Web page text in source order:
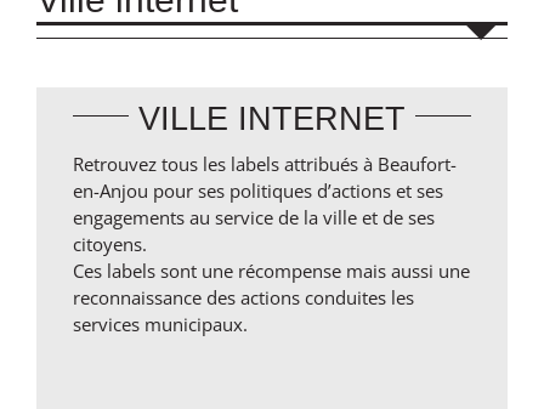
VILLE INTERNET
Retrouvez tous les labels attribués à Beaufort-
en-Anjou pour ses politiques d’actions et ses
engagements au service de la ville et de ses
citoyens.
Ces labels sont une récompense mais aussi une
reconnaissance des actions conduites les
services municipaux.